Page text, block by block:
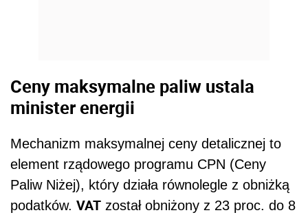
Ceny maksymalne paliw ustala
minister energii
Mechanizm maksymalnej ceny detalicznej to
element rządowego programu CPN (Ceny
Paliw Niżej), który działa równolegle z obniżką
podatków. VAT został obniżony z 23 proc. do 8